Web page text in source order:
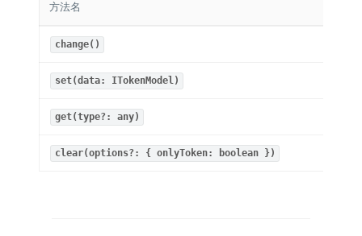
方法名
change()
set(data: ITokenModel)
get(type?: any)
clear(options?: { onlyToken: boolean })